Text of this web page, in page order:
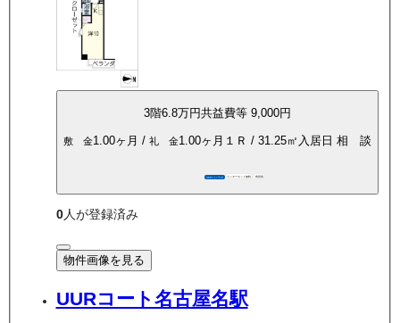
3階6.8万円共益費等 9,000円
敷 金1.00ヶ月 / 礼 金1.00ヶ月 １Ｒ / 31.25㎡ 入居日 相 談
360°パノラマ インターネット無料 角部屋
0人が登録済み
物件画像を見る
UURコート名古屋名駅